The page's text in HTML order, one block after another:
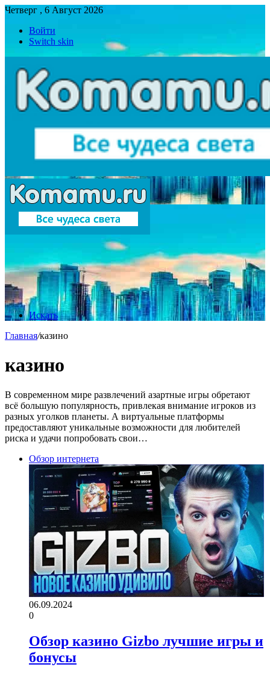
Четверг , 6 Август 2026
Войти
Switch skin
Искать
Главная/казино
казино
В современном мире развлечений азартные игры обретают
всё большую популярность, привлекая внимание игроков из
разных уголков планеты. А виртуальные платформы
предоставляют уникальные возможности для любителей
риска и удачи попробовать свои…
Обзор интернета
06.09.2024
0
Обзор казино Gizbo лучшие игры и
бонусы